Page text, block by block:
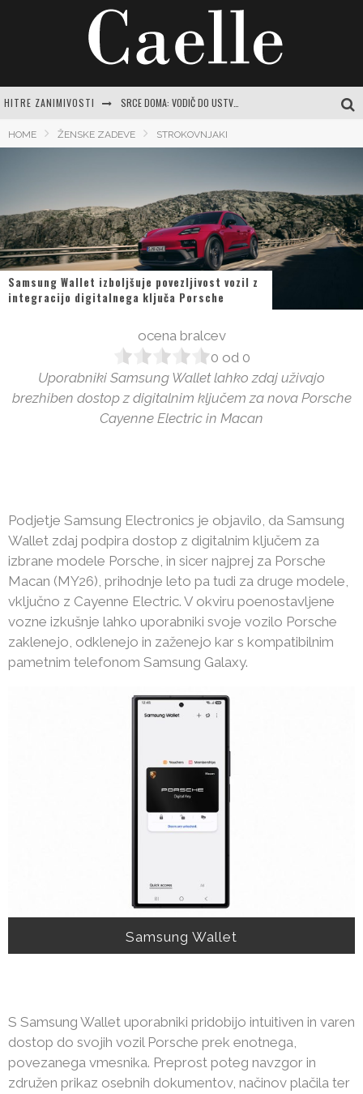
HITRE ZANIMIVOSTI
MISLI O NARAVI: ZAKAJ JE POVEZAVA Z ZELENO MODROSTJO KLJUČNA ZA SODOBNO ŽENSKO
ORIGINALNI RECEPT ZA SHUJŠEVALNO ZELJNO JUHO: VAŠ VODNIK DO VITKOSTI IN DOBREGA POČUTJA
HOME ŽENSKE ZADEVE STROKOVNJAKI
Samsung Wallet izboljšuje povezljivost vozil z
integracijo digitalnega ključa Porsche
ocena bralcev
0 od 0
Uporabniki Samsung Wallet lahko zdaj uživajo
brezhiben dostop z digitalnim ključem za nova Porsche
Cayenne Electric in Macan
Podjetje Samsung Electronics je objavilo, da Samsung
Wallet zdaj podpira dostop z digitalnim ključem za
izbrane modele Porsche, in sicer najprej za Porsche
Macan (MY26), prihodnje leto pa tudi za druge modele,
vključno z Cayenne Electric. V okviru poenostavljene
vozne izkušnje lahko uporabniki svoje vozilo Porsche
zaklenejo, odklenejo in zaženejo kar s kompatibilnim
pametnim telefonom Samsung Galaxy.
Samsung Wallet
S Samsung Wallet uporabniki pridobijo intuitiven in varen
dostop do svojih vozil Porsche prek enotnega,
povezanega vmesnika. Preprost poteg navzgor in
združen prikaz osebnih dokumentov, načinov plačila ter